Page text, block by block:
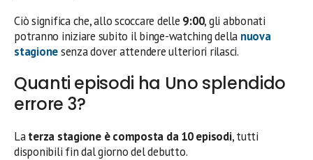
Ciò significa che, allo scoccare delle 9:00, gli abbonati
potranno iniziare subito il binge-watching della nuova
stagionesenza dover attendere ulteriori rilasci.
Quanti episodi ha Uno splendido
errore 3?
Laterza stagione è composta da 10 episodi, tutti
disponibili fin dal giorno del debutto.